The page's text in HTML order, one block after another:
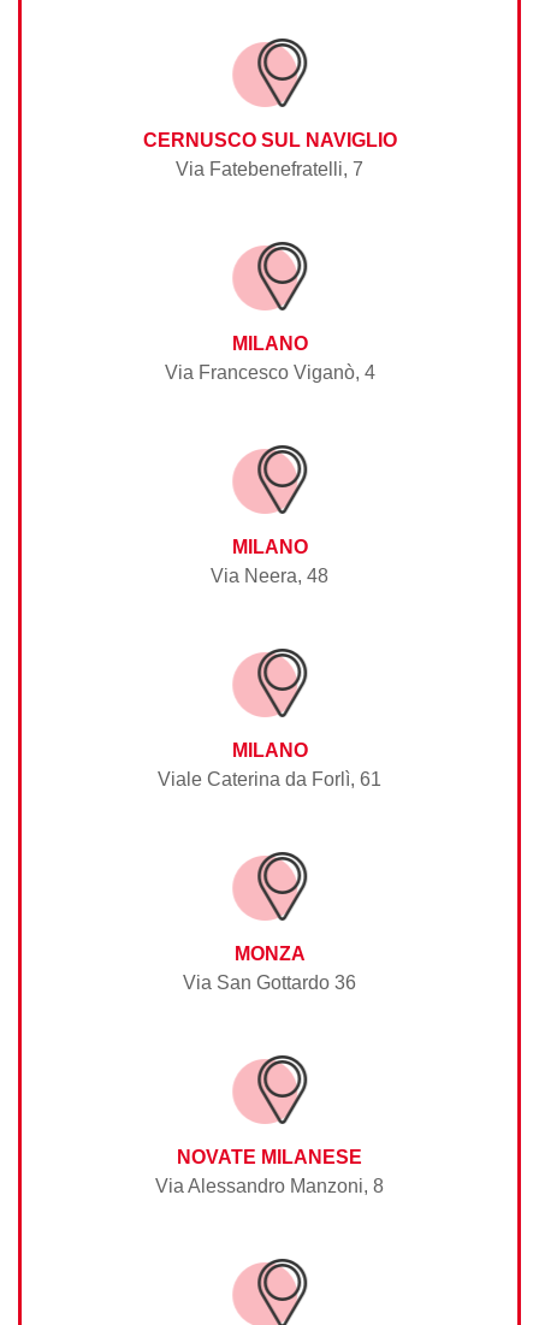
CERNUSCO SUL NAVIGLIO
Via Fatebenefratelli, 7
MILANO
Via Francesco Viganò, 4
MILANO
Via Neera, 48
MILANO
Viale Caterina da Forlì, 61
MONZA
Via San Gottardo 36
NOVATE MILANESE
Via Alessandro Manzoni, 8